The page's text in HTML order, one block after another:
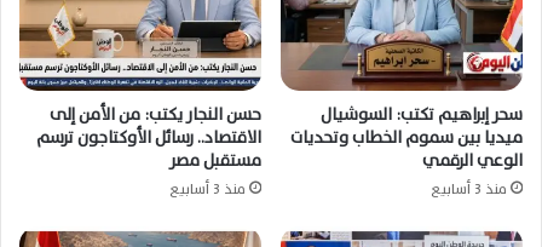
سحر إبراهيم تكتب: السوشيال
ميديا بين سموم الخطاب وتحديات
الوعي الرقمي
منذ 3 أسابيع
حسن النجار يكتب: من الأمن إلى
الاقتصاد.. رسائل الأوكتاجون ترسم
مستقبل مصر
منذ 3 أسابيع